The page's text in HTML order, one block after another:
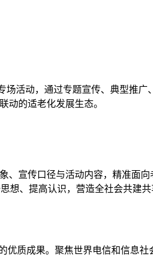
活动，通过专题宣传、典型推广
动的适老化发展生态。
宣传口径与活动内容，精准面
、提高认识，营造全社会共建
质成果。聚焦世界电信和信息社